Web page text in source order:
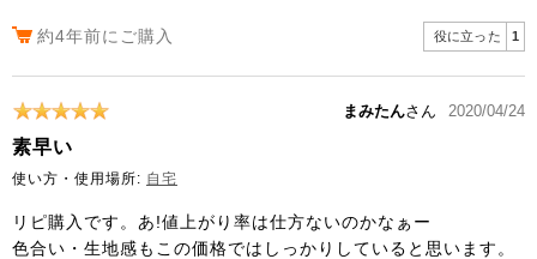
約4年前にご購入 役に立った 1
まみたんさん 2020/04/24
素早い
使い方・使用場所: 自宅
リピ購入です。あ!値上がり率は仕方ないのかなぁー
色合い・生地感もこの価格ではしっかりしていると思います。